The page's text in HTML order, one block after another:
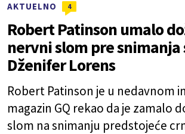
AKTUELNO 4
Robert Patinson umalo
nervni slom pre snimanja
Dženifer Lorens
Robert Patinson je u nedavnom
magazin GQ rekao da je zamalo
slom na snimanju predstojeće